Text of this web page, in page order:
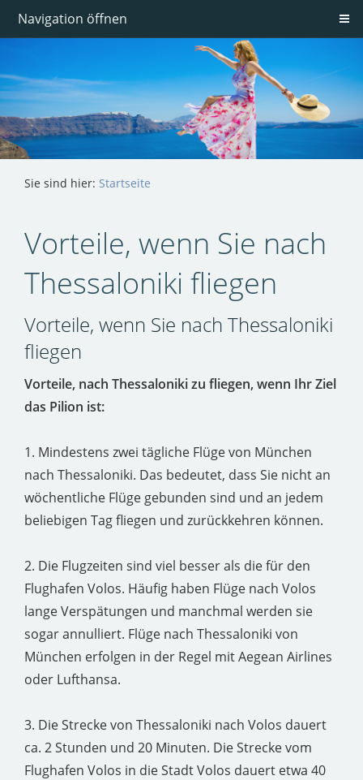
Navigation öffnen
Sie sind hier: Startseite
Vorteile, wenn Sie nach
Thessaloniki fliegen
Vorteile, wenn Sie nach Thessaloniki
fliegen
Vorteile, nach Thessaloniki zu fliegen, wenn Ihr Ziel
das Pilion ist:
1. Mindestens zwei tägliche Flüge von München
nach Thessaloniki. Das bedeutet, dass Sie nicht an
wöchentliche Flüge gebunden sind und an jedem
beliebigen Tag fliegen und zurückkehren können.
2. Die Flugzeiten sind viel besser als die für den
Flughafen Volos. Häufig haben Flüge nach Volos
lange Verspätungen und manchmal werden sie
sogar annulliert. Flüge nach Thessaloniki von
München erfolgen in der Regel mit Aegean Airlines
oder Lufthansa.
3. Die Strecke von Thessaloniki nach Volos dauert
ca. 2 Stunden und 20 Minuten. Die Strecke vom
Flughafen Volos in die Stadt Volos dauert etwa 40